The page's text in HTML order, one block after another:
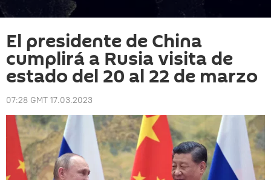
El presidente de China
cumplirá a Rusia visita de
estado del 20 al 22 de marzo
07:28 GMT 17.03.2023